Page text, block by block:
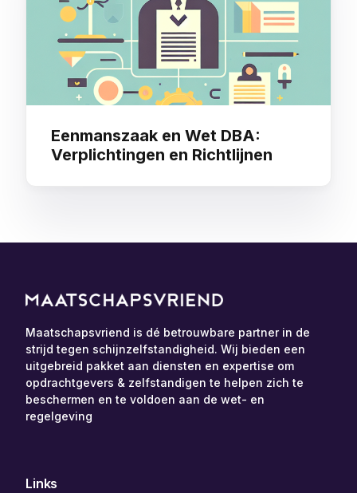
Eenmanszaak en Wet DBA:
Verplichtingen en Richtlijnen
Maatschapsvriend is dé betrouwbare partner in de
strijd tegen schijnzelfstandigheid. Wij bieden een
uitgebreid pakket aan diensten en expertise om
opdrachtgevers & zelfstandigen te helpen zich te
beschermen en te voldoen aan de wet- en
regelgeving
Links